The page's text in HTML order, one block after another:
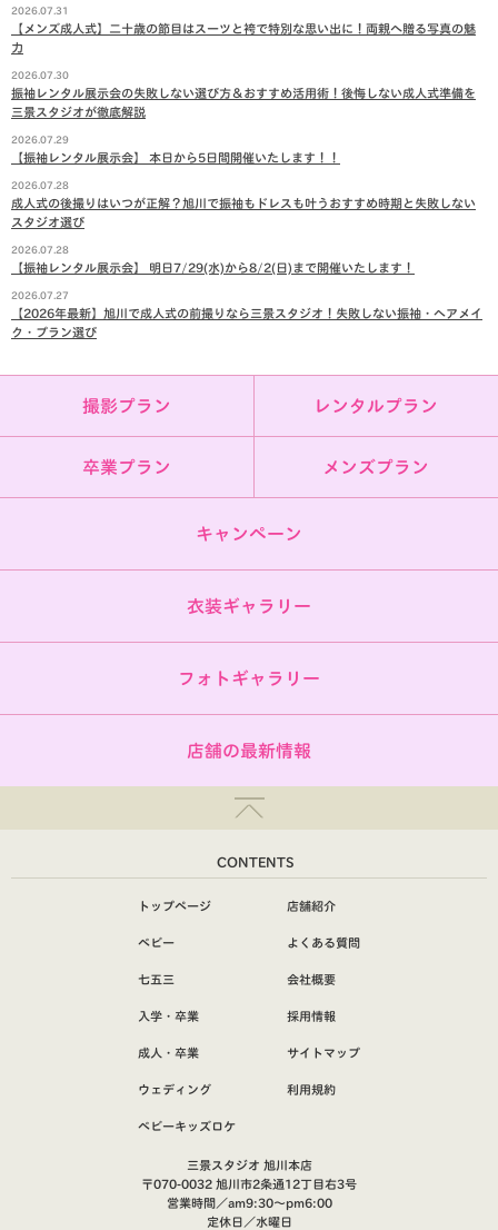
2026.07.31
【メンズ成人式】二十歳の節目はスーツと袴で特別な思い出に！両親へ贈る写真の魅
力
2026.07.30
振袖レンタル展示会の失敗しない選び方＆おすすめ活用術！後悔しない成人式準備を
三景スタジオが徹底解説
2026.07.29
【振袖レンタル展示会】 本日から5日間開催いたします！！
2026.07.28
成人式の後撮りはいつが正解？旭川で振袖もドレスも叶うおすすめ時期と失敗しない
スタジオ選び
2026.07.28
【振袖レンタル展示会】 明日7/29(水)から8/2(日)まで開催いたします！
2026.07.27
【2026年最新】旭川で成人式の前撮りなら三景スタジオ！失敗しない振袖・ヘアメイ
ク・プラン選び
撮影プラン レンタルプラン
卒業プラン メンズプラン
キャンペーン
衣装ギャラリー
フォトギャラリー
店舗の最新情報
CONTENTS
トップページ
ベビー
七五三
入学・卒業
成人・卒業
ウェディング
ベビーキッズロケ
店舗紹介
よくある質問
会社概要
採用情報
サイトマップ
利用規約
三景スタジオ 旭川本店
〒070-0032 旭川市2条通12丁目右3号
営業時間／am9:30～pm6:00
定休日／水曜日